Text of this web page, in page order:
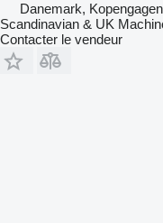
Danemark, Kopengagen
Scandinavian & UK
Contacter le vendeur